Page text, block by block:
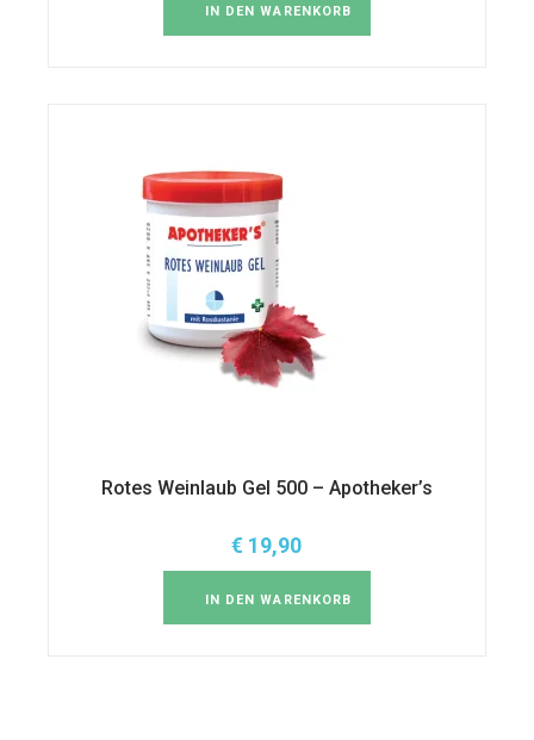
IN DEN WARENKORB
Rotes Weinlaub Gel 500 – Apotheker’s
€ 19,90
IN DEN WARENKORB